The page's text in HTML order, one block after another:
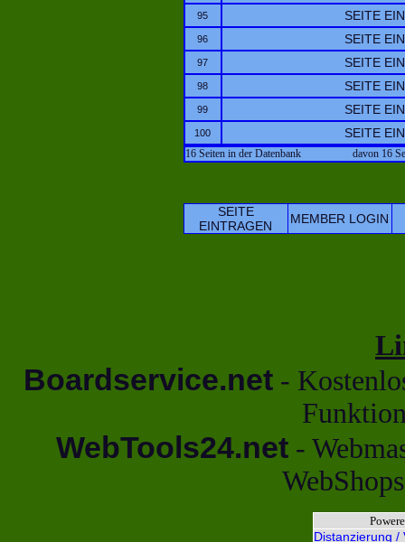
95 SEITE
96 SEITE
97 SEITE
98 SEITE
99 SEITE
100 SEITE
16 Seiten in der Datenbank davon 16
SEITE
EINTRAGEN
MEMBER LOGIN
Boardservice.net -
WebTools24.net -
Distanzierung /